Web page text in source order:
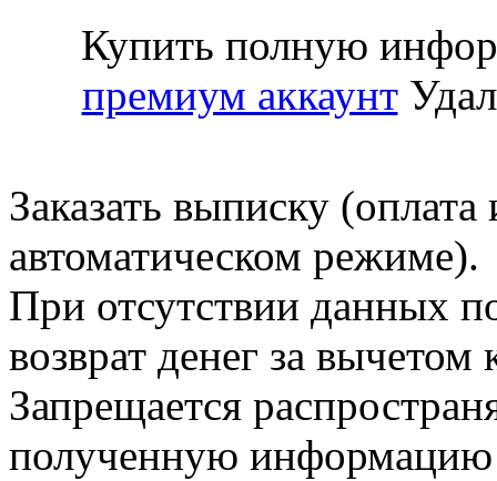
Купить полную
премиум аккаунт
Заказать выписку
автоматическом режиме).
При отсутствии данных
возврат денег за
Запрещается
полученную информацию